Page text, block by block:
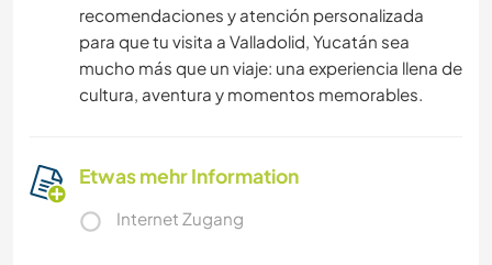
recomendaciones y atención personalizada
para que tu visita a Valladolid, Yucatán sea
mucho más que un viaje: una experiencia llena de
cultura, aventura y momentos memorables.
Etwas mehr Information
Internet Zugang